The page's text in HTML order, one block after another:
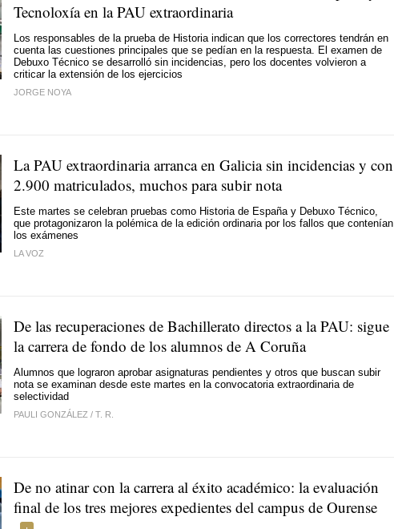
Tecnoloxía en la PAU extraordinaria
Los responsables de la prueba de Historia indican que los correctores tendrán en
cuenta las cuestiones principales que se pedían en la respuesta. El examen de
Debuxo Técnico se desarrolló sin incidencias, pero los docentes volvieron a
criticar la extensión de los ejercicios
JORGE NOYA
La PAU extraordinaria arranca en Galicia sin incidencias y con
2.900 matriculados, muchos para subir nota
Este martes se celebran pruebas como Historia de España y Debuxo Técnico,
que protagonizaron la polémica de la edición ordinaria por los fallos que contenían
los exámenes
LA VOZ
De las recuperaciones de Bachillerato directos a la PAU: sigue
la carrera de fondo de los alumnos de A Coruña
Alumnos que lograron aprobar asignaturas pendientes y otros que buscan subir
nota se examinan desde este martes en la convocatoria extraordinaria de
selectividad
PAULI GONZÁLEZ / T. R.
De no atinar con la carrera al éxito académico: la evaluación
final de los tres mejores expedientes del campus de Ourense